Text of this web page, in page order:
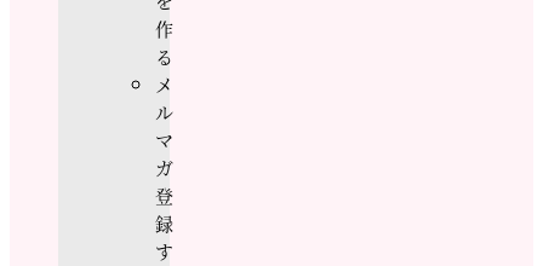
作
る
メ
ル
マ
ガ
登
録
す